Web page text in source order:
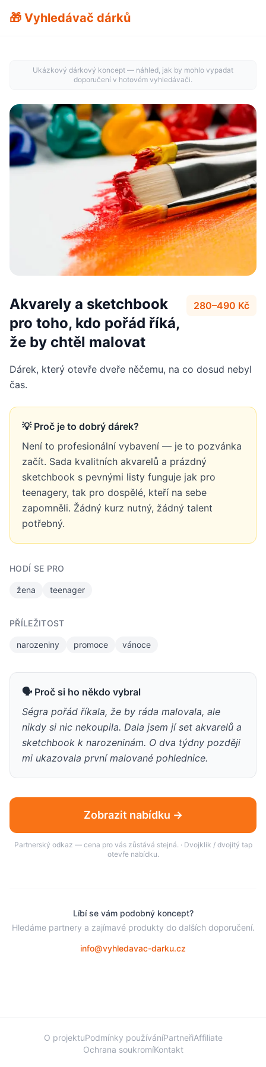
🎁 Vyhledávač dárků
Ukázkový dárkový koncept — náhled, jak by mohlo vypadat
doporučení v hotovém vyhledávači.
Akvarely a sketchbook
pro toho, kdo pořád říká,
že by chtěl malovat
280–490 Kč
Dárek, který otevře dveře něčemu, na co dosud nebyl
čas.
💡 Proč je to dobrý dárek?
Není to profesionální vybavení — je to pozvánka
začít. Sada kvalitních akvarelů a prázdný
sketchbook s pevnými listy funguje jak pro
teenagery, tak pro dospělé, kteří na sebe
zapomněli. Žádný kurz nutný, žádný talent
potřebný.
HODÍ SE PRO
žena teenager
PŘÍLEŽITOST
narozeniny promoce vánoce
🗣 Proč si ho někdo vybral
Ségra pořád říkala, že by ráda malovala, ale
nikdy si nic nekoupila. Dala jsem jí set akvarelů a
sketchbook k narozeninám. O dva týdny později
mi ukazovala první malované pohlednice.
Zobrazit nabídku →
Partnerský odkaz — cena pro vás zůstává stejná. · Dvojklik / dvojitý tap
otevře nabídku.
Líbí se vám podobný koncept?
Hledáme partnery a zajímavé produkty do dalších doporučení.
info@vyhledavac-darku.cz
O projektuPodmínky používáníPartneřiAffiliate
Ochrana soukromíKontakt